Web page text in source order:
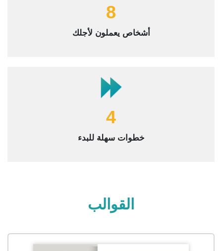
8
أشخاص يعملون لأجلك
4
خطوات سهلة للبدء
القوالب